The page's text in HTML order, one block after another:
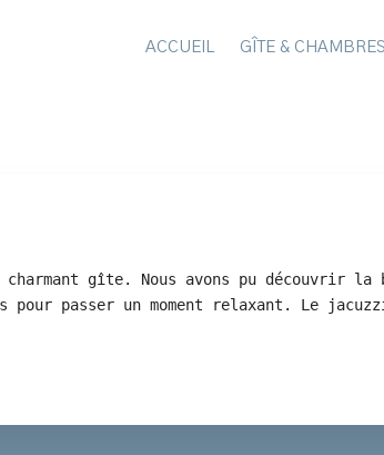
ACCUEIL GÎTE &
gîte. Nous avons pu découvrir la
pour passer un moment relaxant. Le